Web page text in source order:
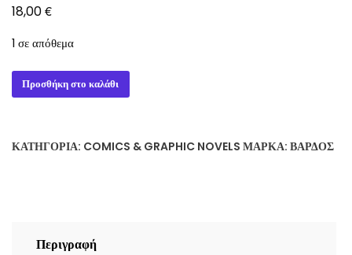
18,00€
1 σε απόθεμα
THE
MIGHTY
INITIATIVE
Προσθήκη στο καλάθι
ΚΑΤΗΓΟΡΊΑ: COMICS & GRAPHIC NOVELS ΜΆΡΚΑ: ΒΆΡΔΟΣ
Περιγραφή